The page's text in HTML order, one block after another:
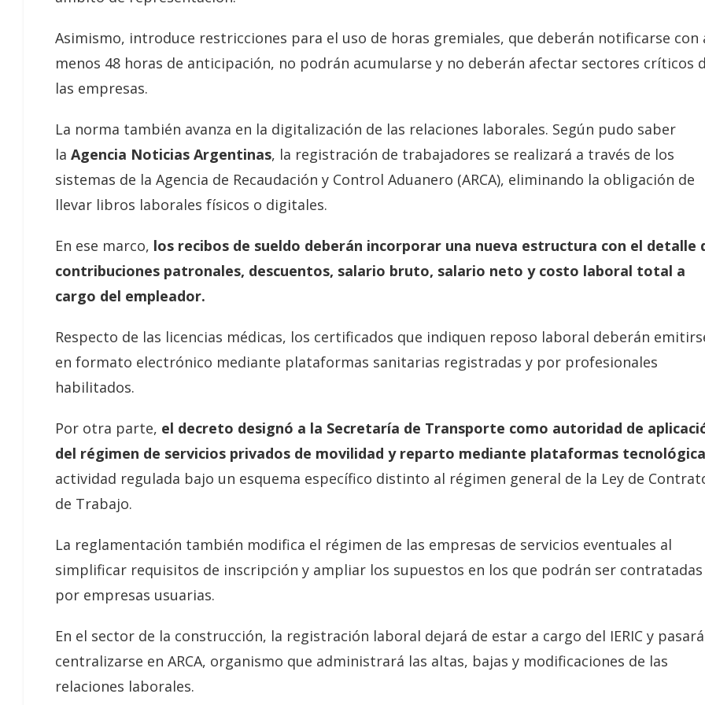
Asimismo, introduce restricciones para el uso de horas gremiales, que deberán notificarse con
menos 48 horas de anticipación, no podrán acumularse y no deberán afectar sectores críticos
las empresas.
La norma también avanza en la digitalización de las relaciones laborales. Según pudo saber
la Agencia Noticias Argentinas, la registración de trabajadores se realizará a través de los
sistemas de la Agencia de Recaudación y Control Aduanero (ARCA), eliminando la obligación de
llevar libros laborales físicos o digitales.
En ese marco, los recibos de sueldo deberán incorporar una nueva estructura con el detalle
contribuciones patronales, descuentos, salario bruto, salario neto y costo laboral total a
cargo del empleador.
Respecto de las licencias médicas, los certificados que indiquen reposo laboral deberán
en formato electrónico mediante plataformas sanitarias registradas y por profesionales
habilitados.
Por otra parte, el decreto designó a la Secretaría de Transporte como autoridad de
del régimen de servicios privados de movilidad y reparto mediante plataformas
actividad regulada bajo un esquema específico distinto al régimen general de la Ley de
de Trabajo.
La reglamentación también modifica el régimen de las empresas de servicios eventuales al
simplificar requisitos de inscripción y ampliar los supuestos en los que podrán ser contratadas
por empresas usuarias.
En el sector de la construcción, la registración laboral dejará de estar a cargo del IERIC y
centralizarse en ARCA, organismo que administrará las altas, bajas y modificaciones de las
relaciones laborales.